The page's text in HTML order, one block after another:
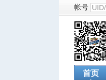
帐号
首页